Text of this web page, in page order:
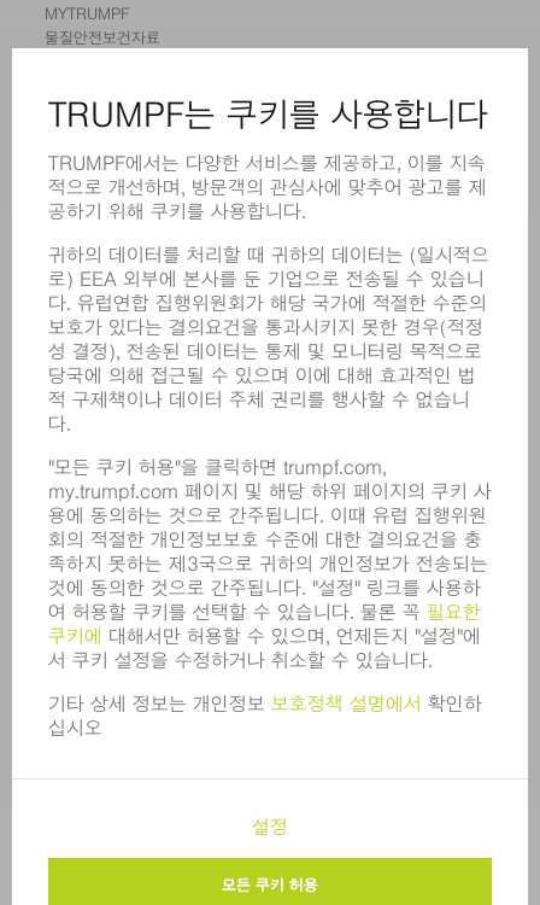
MYTRUMPF
물질안전보건자료
레이저
전력 시스템
전동 툴
SMART FACTORY
소프트웨어
어플리케이션
부문
기업
경력
모집
기업 프로필
이사회
영업 보고서
규정 준수
내부고발자 시스템
보안
보도 자료
매거진
지속가능성
환경 & 기후
사회 & 기업
기업 경영
한국트럼프 판매 표준 이용 약관